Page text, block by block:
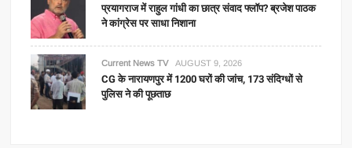
प्रयागराज में राहुल गांधी का छात्र संवाद फ्लॉप? ब्रजेश पाठक
ने कांग्रेस पर साधा निशाना
Current News TV AUGUST 9, 2026
CG के नारायणपुर में 1200 घरों की जांच, 173 संदिग्धों से
पुलिस ने की पूछताछ